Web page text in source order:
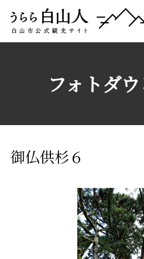
フォトダ
御仏供杉６